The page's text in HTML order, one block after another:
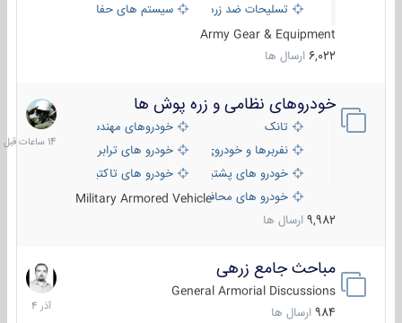
تسلیحات ضد زره
سیستم های حفاظت فعال
Army Gear & Equipment
6,022 ارسال ها
خودروهای نظامی و زره پوش ها
تانک
خودروهای مهندسی
نفربرها و خودروی های رزمی پیاده نظام
خودرو های ترابری نظامی
خودرو های پشتیبانی آتش ، شناسایی و ضد تانک
خودرو های تاکتیکی نظامی
خودرو های محافظت شدهMilitary Armored Vehicle
9,982 ارسال ها
14
ساعات
قبل
مباحث جامع زرهی
General Armorial Discussions
984 ارسال ها
7
آذر
1404